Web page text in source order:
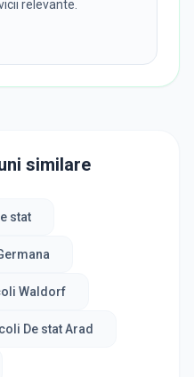
relevante.
similare
stat
Waldorf
De stat Arad